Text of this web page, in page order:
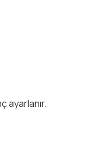
ayarlanır.